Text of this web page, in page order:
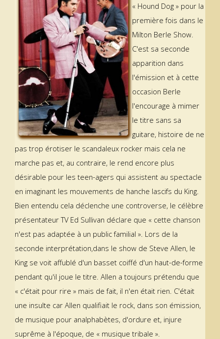
« Hound Dog » pour la
première fois dans le
Milton Berle Show.
C'est sa seconde
apparition dans
l'émission et à cette
occasion Berle
l'encourage à mimer
le titre sans sa
guitare, histoire de ne
pas trop érotiser le scandaleux rocker mais cela ne
marche pas et, au contraire, le rend encore plus
désirable pour les teen-agers qui assistent au spectacle
en imaginant les mouvements de hanche lascifs du King.
Bien entendu cela déclenche une controverse, le célèbre
présentateur TV Ed Sullivan déclare que « cette chanson
n'est pas adaptée à un public familial ». Lors de la
seconde interprétation,dans le show de Steve Allen, le
King se voit affublé d'un basset coiffé d'un haut-de-forme
pendant qu'il joue le titre. Allen a toujours prétendu que
« c'était pour rire » mais de fait, il n'en était rien. C'était
une insulte car Allen qualifiait le rock, dans son émission,
de musique pour analphabètes, d'ordure et, injure
suprême à l'époque, de « musique tribale ».